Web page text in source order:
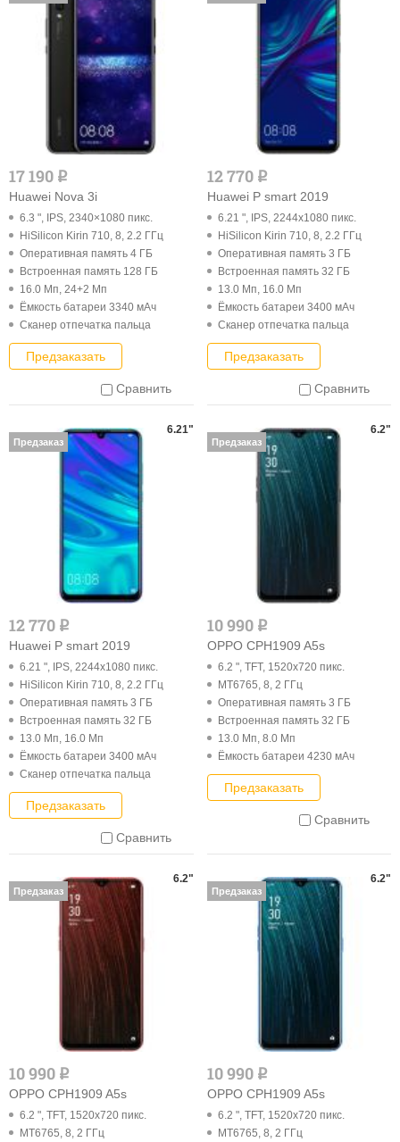
17 190 q
Huawei Nova 3i
6.3 ", IPS, 2340×1080 пикс.
HiSilicon Kirin 710, 8, 2.2 ГГц
Оперативная память 4 ГБ
Встроенная память 128 ГБ
16.0 Мп, 24+2 Мп
Ёмкость батареи 3340 мАч
Cканер отпечатка пальца
Предзаказать
Сравнить
12 770 q
Huawei P smart 2019
6.21 ", IPS, 2244x1080 пикс.
HiSilicon Kirin 710, 8, 2.2 ГГц
Оперативная память 3 ГБ
Встроенная память 32 ГБ
13.0 Мп, 16.0 Мп
Ёмкость батареи 3400 мАч
Cканер отпечатка пальца
Предзаказать
Сравнить
12 770 q
Huawei P smart 2019
6.21 ", IPS, 2244x1080 пикс.
HiSilicon Kirin 710, 8, 2.2 ГГц
Оперативная память 3 ГБ
Встроенная память 32 ГБ
13.0 Мп, 16.0 Мп
Ёмкость батареи 3400 мАч
Cканер отпечатка пальца
Предзаказать
Сравнить
6.21"
Предзаказ
10 990 q
OPPO CPH1909 A5s
6.2 ", TFT, 1520x720 пикс.
MT6765, 8, 2 ГГц
Оперативная память 3 ГБ
Встроенная память 32 ГБ
13.0 Мп, 8.0 Мп
Ёмкость батареи 4230 мАч
Предзаказать
Сравнить
6.2"
Предзаказ
10 990 q
OPPO CPH1909 A5s
6.2 ", TFT, 1520x720 пикс.
MT6765, 8, 2 ГГц
6.2"
Предзаказ
10 990 q
OPPO CPH1909 A5s
6.2 ", TFT, 1520x720 пикс.
MT6765, 8, 2 ГГц
6.2"
Предзаказ